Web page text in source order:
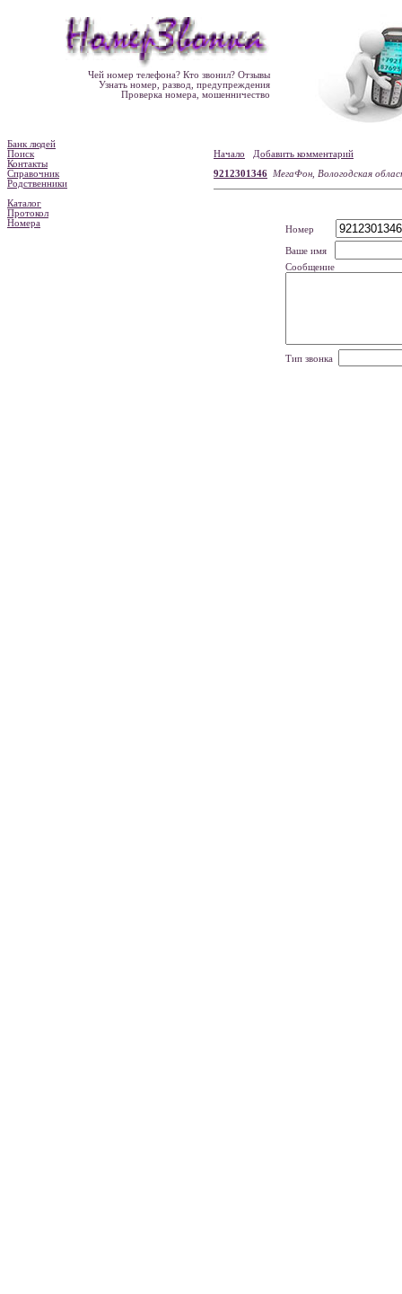
Чей номер телефона? Кто звонил? Отзывы
Узнать номер, развод, предупреждения
Проверка номера, мошенничество
Банк людей
Поиск
Контакты
Справочник
Родственники
Каталог
Протокол
Номера
Начало
Добавить комментарий
9212301346
МегаФон, Вологодская
Номер
Ваше имя
Сообщение
Тип звонка